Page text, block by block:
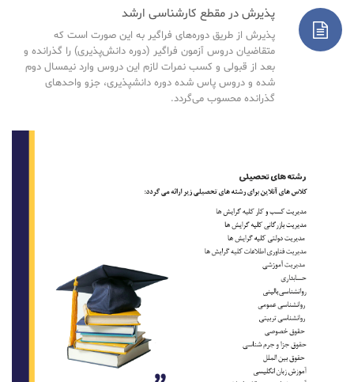
پذیرش در مقطع کارشناسی ارشد
پذیرش از طریق دوره‌های فراگیر به این صورت است که
متقاضیان دروس آزمون فراگیر (دوره دانش‌پذیری) را گذرانده و
بعد از قبولی و کسب نمرات لازم این دروس وارد نیمسال دوم
شده و دروس پاس شده دوره دانشپذیری، جزو واحدهای
گذرانده محسوب می‌گردد.